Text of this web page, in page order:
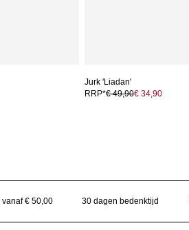
Jurk 'Liadan'
RRP*€ 49,90€ 34,90
€ 50,00 30 dagen bedenktijd